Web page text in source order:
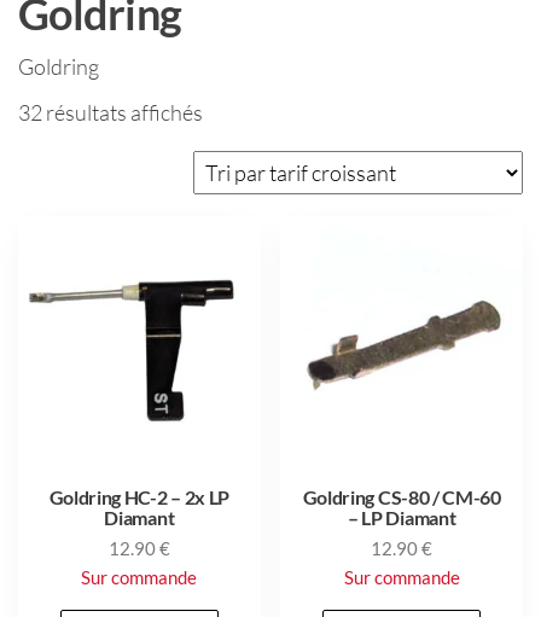
Goldring
Goldring
32 résultats affichés
Goldring HC-2 – 2x LP
Diamant
12.90€
Sur commande
Goldring CS-80 / CM-60
– LP Diamant
12.90€
Sur commande